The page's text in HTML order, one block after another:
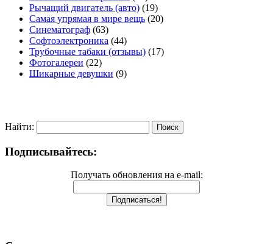
Рычащий двигатель (авто) (19)
Самая упрямая в мире вещь (20)
Синематограф (63)
Софтоэлектроника (44)
Трубочные табаки (отзывы) (17)
Фотогалереи (22)
Шикарные девушки (9)
Найти:
Подписывайтесь:
Получать обновления на e-mail: